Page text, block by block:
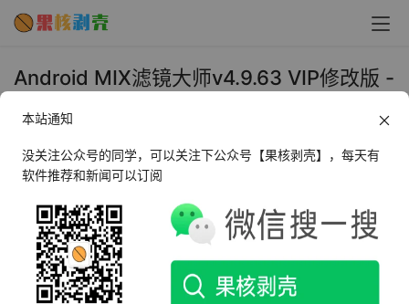
Android MIX滤镜大师v4.9.63 VIP修改版 -
2024年8月9日 上午11:07 照相摄像
AI摘要
此内容由AI根据文章内容自动生成，并已由人工审核
MIX滤镜大师由Camera360出品，提供130+免费滤镜及高
本站通知
没关注公众号的同学，可以关注下公众号【果核剥壳】，每天有
软件推荐和新闻可以订阅